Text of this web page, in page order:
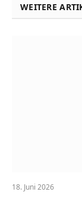
WEITERE
18. Juni 2026